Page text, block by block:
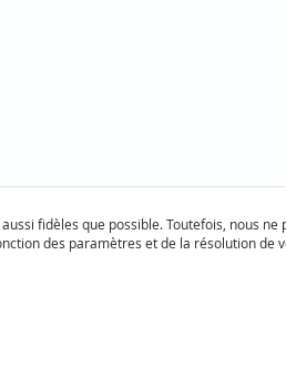
fidèles que possible. Toutefois, nous
des paramètres et de la résolution de